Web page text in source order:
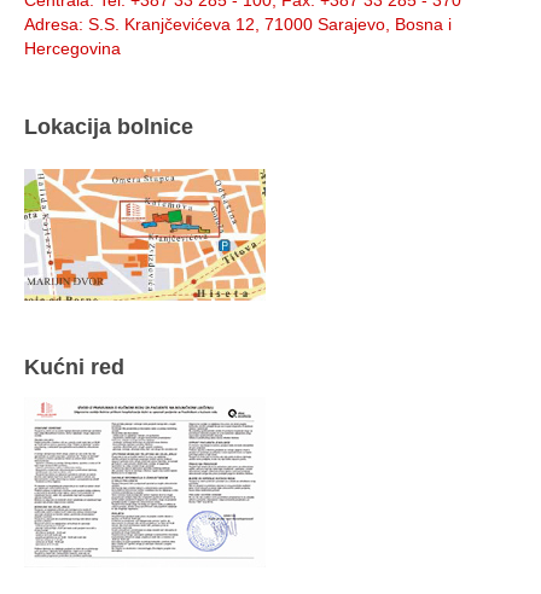
Adresa: S.S. Kranjčevićeva 12, 71000 Sarajevo, Bosna i
Hercegovina
Lokacija bolnice
Kućni red